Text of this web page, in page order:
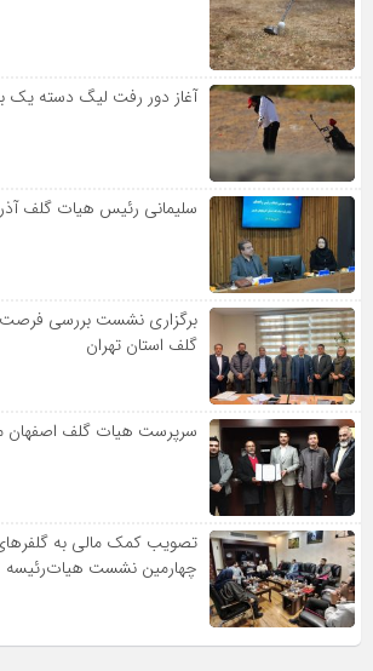
آغاز دور رفت لیگ دسته یک
سلیمانی رئیس هیات گلف
برگزاری نشست بررسی
گلف استان تهران
سرپرست هیات گلف
تصویب کمک مالی به گلفرهای
چهارمین نشست هیات‌رئیسه